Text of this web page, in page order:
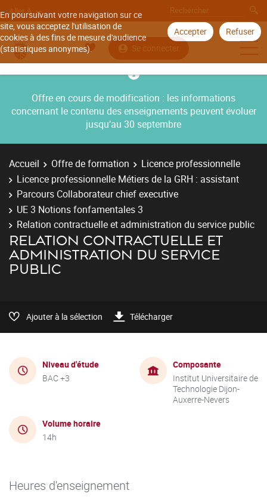
En poursuivant votre navigation sur ce
site, vous acceptez l'utilisation de
cookies à des fins de mesure d'audience
(statistiques anonymes).
Accepter Refuser
Aller à
Se connecter
Offre en cours de modification : les informations
concernant le contenu des enseignements peuvent évoluer
jusqu’au 30 septembre
Accueil Offre de formation
Licence professionnelle
Licence professionnelle Métiers de la GRH : assistant
Parcours Collaborateur chief executive
UE 3 Notions fonfamentales 3
Relation contractuelle et administration du service public
RELATION CONTRACTUELLE ET
ADMINISTRATION DU SERVICE
PUBLIC
Ajouter à la sélection Télécharger
Niveau d'étude
BAC +3
Composante
Institut Universitaire de
Technologie Dijon-
Auxerre-Nevers
Volume horaire
14h
Heures d'enseignement